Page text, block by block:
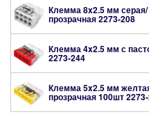
Клемма 8x2.5 мм серая/
прозрачная2273-208
Клемма 4x2.5 мм с
2273-244
Клемма 5x2.5 мм
прозрачная 100шт